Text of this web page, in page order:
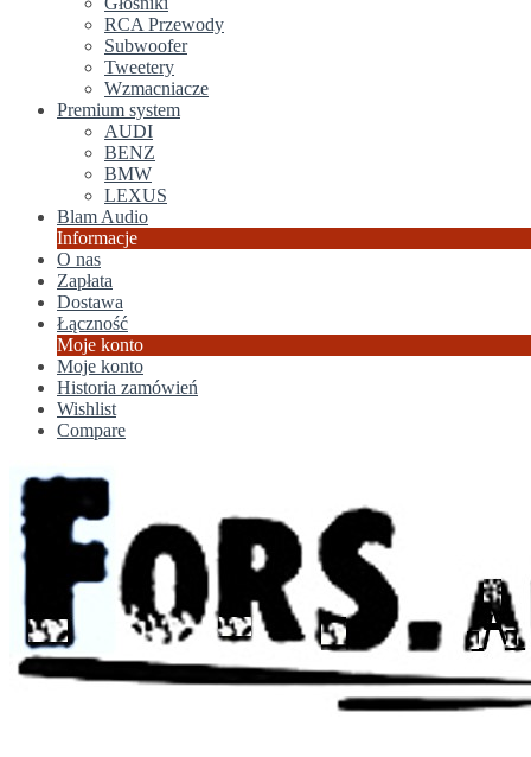
RCA Przewody
Subwoofer
Tweetery
Wzmacniacze
Premium system
AUDI
BENZ
BMW
LEXUS
Blam Audio
Informacje
O nas
Zapłata
Dostawa
Łączność
Moje konto
Moje konto
Historia zamówień
Wishlist
Compare